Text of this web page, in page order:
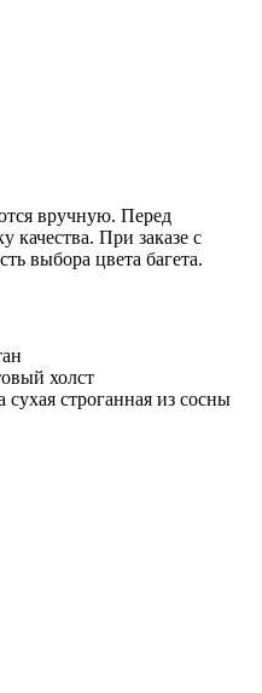
вручную. Перед
качества. При заказе с
выбора цвета багета.
холст
строганная из сосны